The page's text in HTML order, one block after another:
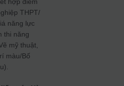
THPT/
năng lực
thi năng
mỹ thuật,
màu/Bố